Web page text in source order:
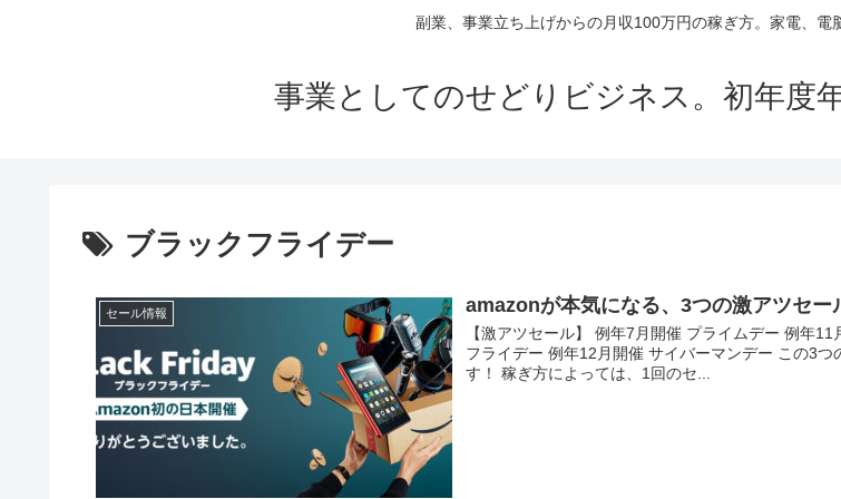
副業、事業立ち上げからの月収100万円の稼ぎ方。家電、電
事業としてのせどりビジネス。初年度
ブラックフライデー
セール情報 amazonが本気になる、3つの激アツセー
【激アツセール】 例年7月開催 プライムデー 例年11
フライデー 例年12月開催 サイバーマンデー この3つ
す！ 稼ぎ方によっては、1回のセ...